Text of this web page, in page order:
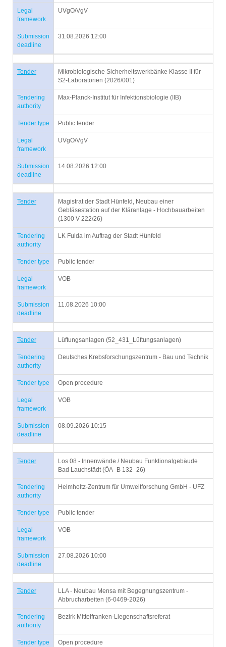
Legal
framework
UVgO/VgV
Submission
deadline
31.08.2026 12:00
Tender
Mikrobiologische Sicherheitswerkbänke Klasse II für
S2-Laboratorien (2026/001)
Tendering
authority
Max-Planck-Institut für Infektionsbiologie (IIB)
Tender type Public tender
Legal
framework
UVgO/VgV
Submission
deadline
14.08.2026 12:00
Tender
Magistrat der Stadt Hünfeld, Neubau einer
Gebläsestation auf der Kläranlage - Hochbauarbeiten
(1300 V 222/26)
Tendering
authority
LK Fulda im Auftrag der Stadt Hünfeld
Tender type Public tender
Legal
framework
VOB
Submission
deadline
11.08.2026 10:00
Tender Lüftungsanlagen (52_431_Lüftungsanlagen)
Tendering
authority
Deutsches Krebsforschungszentrum - Bau und Technik
Tender type Open procedure
Legal
framework
VOB
Submission
deadline
08.09.2026 10:15
Tender
Los 08 - Innenwände / Neubau Funktionalgebäude
Bad Lauchstädt (ÖA_B 132_26)
Tendering
authority
Helmholtz-Zentrum für Umweltforschung GmbH - UFZ
Tender type Public tender
Legal
framework
VOB
Submission
deadline
27.08.2026 10:00
Tender
LLA - Neubau Mensa mit Begegnungszentrum -
Abbrucharbeiten (6-0469-2026)
Tendering
authority
Bezirk Mittelfranken-Liegenschaftsreferat
Tender type Open procedure